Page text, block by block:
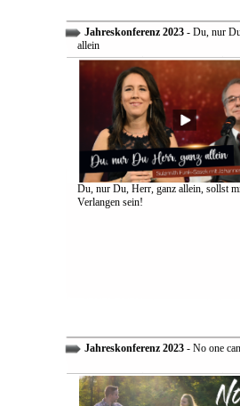
Jahreskonferenz 2023- Du, nur
allein
Du, nur Du, Herr, ganz allein, sollst
Verlangen sein!
Jahreskonferenz 2023- No one